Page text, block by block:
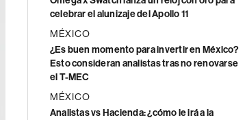
celebrar el alunizaje del Apollo 11
MÉXICO
¿Es buen momento para invertir en México?
Esto consideran analistas tras no renovarse
el T-MEC
MÉXICO
Analistas vs Hacienda: ¿cómo le irá a la